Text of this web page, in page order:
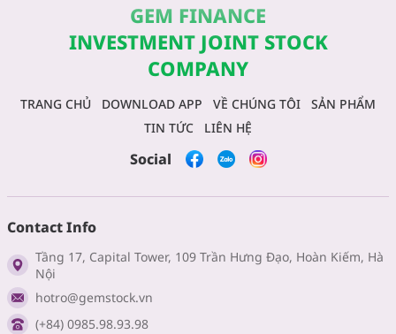
GEM FINANCE
INVESTMENT JOINT STOCK
COMPANY
TRANG CHỦ DOWNLOAD APP VỀ CHÚNG TÔI
SẢN PHẨM
TIN TỨC
LIÊN HỆ
Social
Contact Info
Tầng 17, Capital Tower, 109 Trần Hưng Đạo, Hoàn Kiếm, Hà
Nội
hotro@gemstock.vn
(+84) 0985.98.93.98